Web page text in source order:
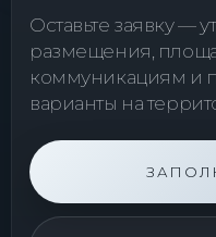
Оставьте заявку —
размещения,
коммуникациям и
варианты на